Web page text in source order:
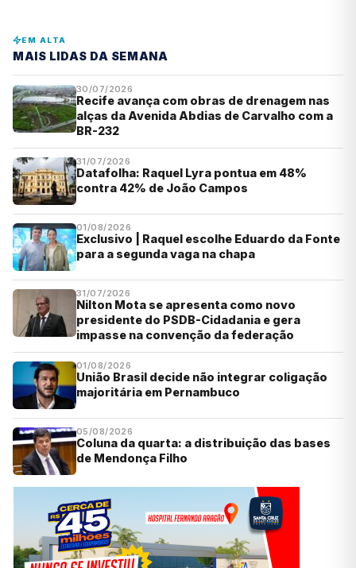
EM ALTA
MAIS LIDAS DA SEMANA
30/07/2026
Recife avança com obras de drenagem nas
alças da Avenida Abdias de Carvalho com a
BR-232
31/07/2026
Datafolha: Raquel Lyra pontua em 48%
contra 42% de João Campos
01/08/2026
Exclusivo | Raquel escolhe Eduardo da Fonte
para a segunda vaga na chapa
31/07/2026
Nilton Mota se apresenta como novo
presidente do PSDB-Cidadania e gera
impasse na convenção da federação
01/08/2026
União Brasil decide não integrar coligação
majoritária em Pernambuco
05/08/2026
Coluna da quarta: a distribuição das bases
de Mendonça Filho